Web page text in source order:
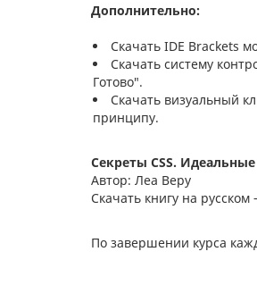
Дополнительно:
Скачать IDE Brackets
Скачать систему
Готово".
Скачать визуальный
принципу.
Секреты CSS.
Автор: Леа Веру
Скачать книгу на
По завершении курса